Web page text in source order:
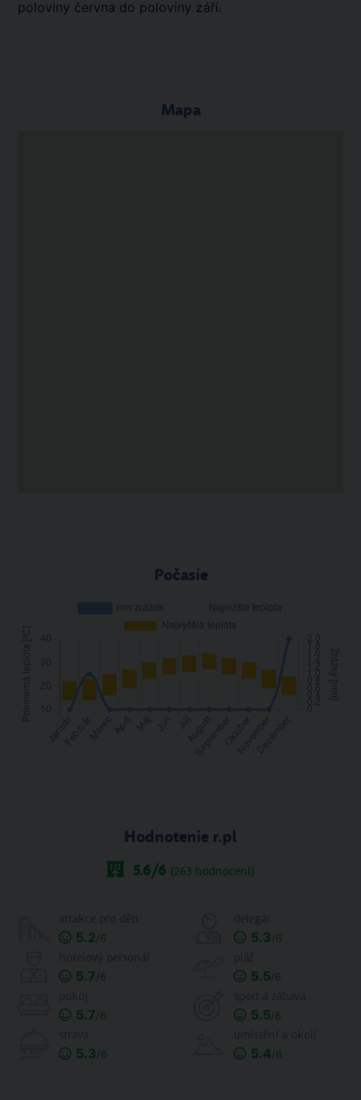
poloviny června do poloviny září.
Mapa
Počasie
Hodnotenie r.pl
5.6/6 (263 hodnocení)
5.2/6 5.3/6
5.7/6 5.5/6
5.7/6 5.5/6
5.3/6 5.4/6